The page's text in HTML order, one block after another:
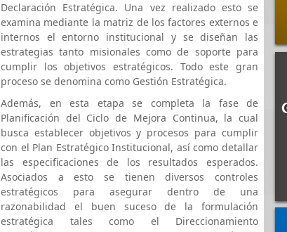
Declaración Estratégica. Una vez realizado esto se
examina mediante la matriz de los factores externos e
internos el entorno institucional y se diseñan las
estrategias tanto misionales como de soporte para
cumplir los objetivos estratégicos. Todo este gran
proceso se denomina como Gestión Estratégica.
Además, en esta etapa se completa la fase de
Planificación del Ciclo de Mejora Continua, la cual
busca establecer objetivos y procesos para cumplir
con el Plan Estratégico Institucional, así como detallar
las especificaciones de los resultados esperados.
Asociados a esto se tienen diversos controles
estratégicos para asegurar dentro de una
razonabilidad el buen suceso de la formulación
estratégica tales como el Direccionamiento